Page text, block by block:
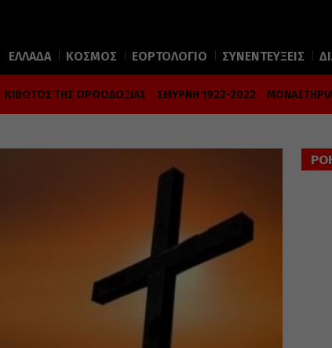
ΕΛΛΑΔΑ ΚΟΣΜΟΣ ΕΟΡΤΟΛΟΓΙΟ ΣΥΝΕΝΤΕΥΞΕΙΣ
ΚΙΒΩΤΟΣ ΤΗΣ ΟΡΘΟΔΟΞΙΑΣ ΣΜΥΡΝΗ 1922-2022